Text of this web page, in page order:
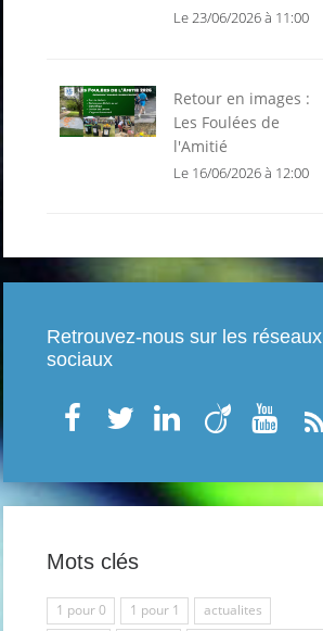
Le 23/06/2026 à 11:00
Retour en images :
Les Foulées de
l'Amitié
Le 16/06/2026 à 12:00
Retrouvez-nous sur les réseaux
sociaux
Mots clés
1 pour 0 1 pour 1
actualites